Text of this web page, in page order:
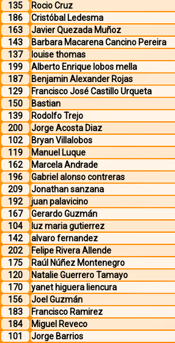
135
Rocio Cruz
186
Cristóbal Ledesma
163
Javier Quezada Muñoz
143
Barbara Macarena Cancino Pereira
137
louise thomas
199
Alberto Enrique lobos mella
187
Benjamin Alexander Rojas
129
Francisco José Castillo Urqueta
150
Bastian
139
Rodolfo Trejo
200
Jorge Acosta Diaz
102
Bryan Villalobos
119
Manuel Luque
162
Marcela Andrade
196
Gabriel alonso contreras
209
Jonathan sanzana
192
juan palavicino
167
Gerardo Guzmán
104
luz maria gutierrez
142
alvaro fernandez
202
Felipe Rivera Allende
175
Raúl Núñez Montenegro
120
Natalie Guerrero Tamayo
170
yanet higuera liencura
156
Joel Guzmán
183
Francisco Ramirez
184
Miguel Reveco
101
Jorge Barrios